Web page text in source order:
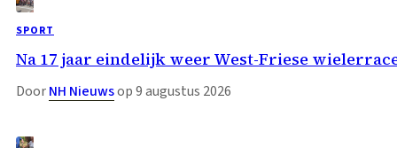
SPORT
Na 17 jaar eindelijk weer West-Friese
DoorNH Nieuwsop 9 augustus 2026